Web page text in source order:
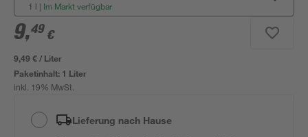
1 l | Im Markt verfügbar
9,49 €
9,49 € / Liter
Paketinhalt: 1 Liter
inkl. 19% MwSt.
Lieferung nach Hause